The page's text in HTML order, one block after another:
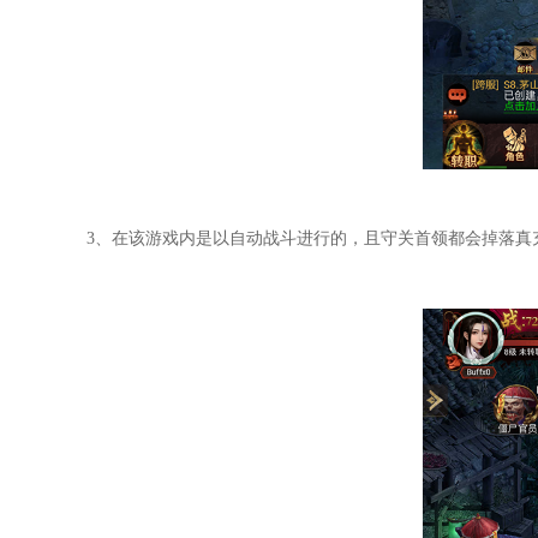
3、在该游戏内是以自动战斗进行的，且守关首领都会掉落真